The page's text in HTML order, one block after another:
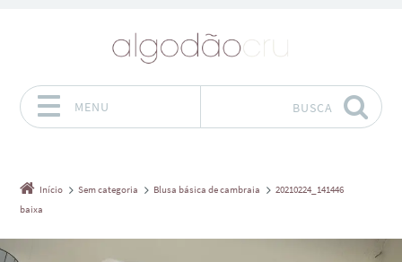
MENU BUSCA
Início Sem categoria Blusa básica de cambraia
20210224_141446
baixa